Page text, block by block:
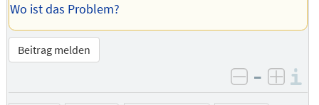
Wo ist das Problem?
Beitrag melden
negativ
–